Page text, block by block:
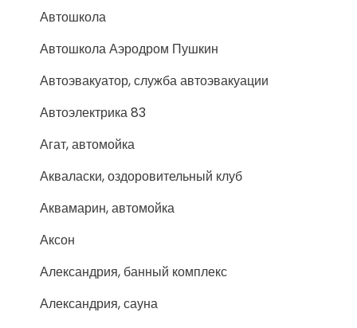
Автошкола
Автошкола Аэродром Пушкин
Автоэвакуатор, служба автоэвакуации
Автоэлектрика 83
Агат, автомойка
Акваласки, оздоровительный клуб
Аквамарин, автомойка
Аксон
Александрия, банный комплекс
Александрия, сауна